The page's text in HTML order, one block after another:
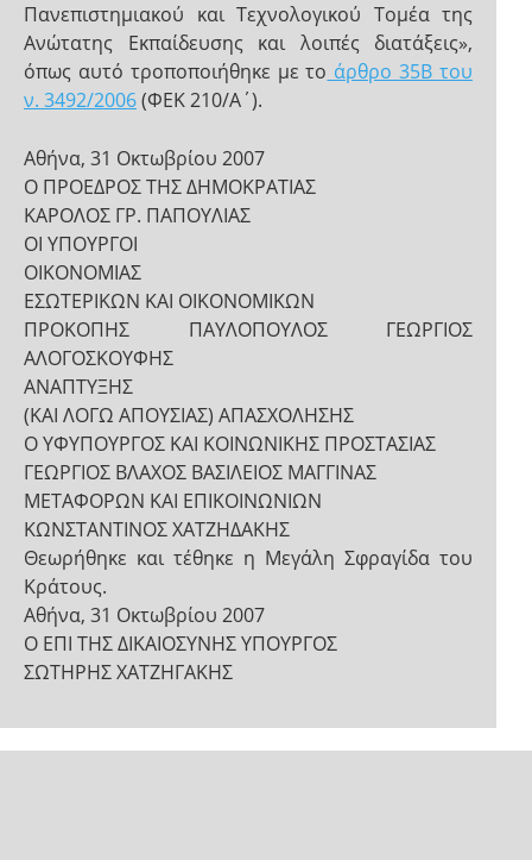
Πανεπιστημιακού και Τεχνολογικού Τομέα της
Ανώτατης Εκπαίδευσης και λοιπές διατάξεις»,
όπως αυτό τροποποιήθηκε με το άρθρο 35Β του
ν. 3492/2006(ΦΕΚ 210/Α΄).
Αθήνα, 31 Οκτωβρίου 2007
Ο ΠΡΟΕΔΡΟΣ ΤΗΣ ΔΗΜΟΚΡΑΤΙΑΣ
ΚΑΡΟΛΟΣ ΓΡ. ΠΑΠΟΥΛΙΑΣ
ΟΙ ΥΠΟΥΡΓΟΙ
ΟΙΚΟΝΟΜΙΑΣ
ΕΣΩΤΕΡΙΚΩΝ ΚΑΙ ΟΙΚΟΝΟΜΙΚΩΝ
ΠΡΟΚΟΠΗΣ ΠΑΥΛΟΠΟΥΛΟΣ ΓΕΩΡΓΙΟΣ
ΑΛΟΓΟΣΚΟΥΦΗΣ
ΑΝΑΠΤΥΞΗΣ
(ΚΑΙ ΛΟΓΩ ΑΠΟΥΣΙΑΣ) ΑΠΑΣΧΟΛΗΣΗΣ
Ο ΥΦΥΠΟΥΡΓΟΣ ΚΑΙ ΚΟΙΝΩΝΙΚΗΣ ΠΡΟΣΤΑΣΙΑΣ
ΓΕΩΡΓΙΟΣ ΒΛΑΧΟΣ ΒΑΣΙΛΕΙΟΣ ΜΑΓΓΙΝΑΣ
ΜΕΤΑΦΟΡΩΝ ΚΑΙ ΕΠΙΚΟΙΝΩΝΙΩΝ
ΚΩΝΣΤΑΝΤΙΝΟΣ ΧΑΤΖΗΔΑΚΗΣ
Θεωρήθηκε και τέθηκε η Μεγάλη Σφραγίδα του
Κράτους.
Αθήνα, 31 Οκτωβρίου 2007
Ο ΕΠΙ ΤΗΣ ΔΙΚΑΙΟΣΥΝΗΣ ΥΠΟΥΡΓΟΣ
ΣΩΤΗΡΗΣ ΧΑΤΖΗΓΑΚΗΣ